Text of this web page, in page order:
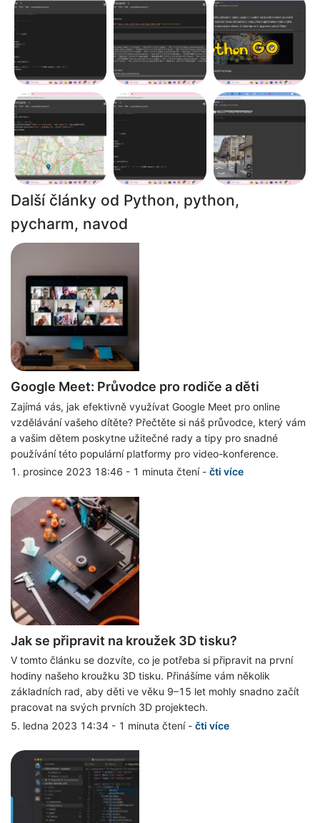
Další články od Python, python,
pycharm, navod
Google Meet: Průvodce pro rodiče a děti
Zajímá vás, jak efektivně využívat Google Meet pro online
vzdělávání vašeho dítěte? Přečtěte si náš průvodce, který vám
a vašim dětem poskytne užitečné rady a tipy pro snadné
používání této populární platformy pro video-konference.
1. prosince 2023 18:46 - 1 minuta čtení- čti více
Jak se připravit na kroužek 3D tisku?
V tomto článku se dozvíte, co je potřeba si připravit na první
hodiny našeho kroužku 3D tisku. Přinášíme vám několik
základních rad, aby děti ve věku 9–15 let mohly snadno začít
pracovat na svých prvních 3D projektech.
5. ledna 2023 14:34 - 1 minuta čtení- čti více